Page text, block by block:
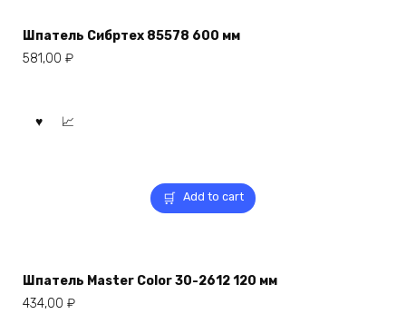
Шпатель Сибртех 85578 600 мм
581,00 ₽
Add to cart
Шпатель Master Color 30-2612 120 мм
434,00 ₽